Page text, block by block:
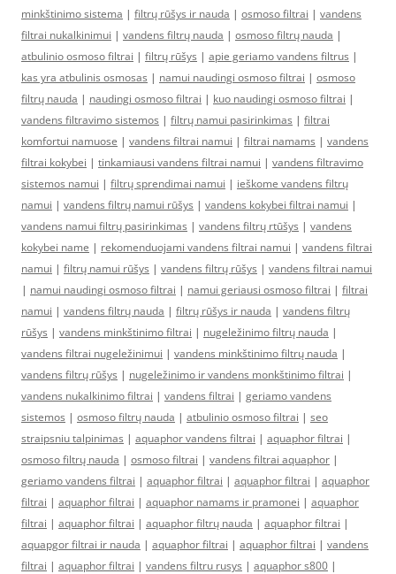
minkštinimo sistema | filtrų rūšys ir nauda | osmoso filtrai | vandens
filtrai nukalkinimui | vandens filtrų nauda | osmoso filtrų nauda |
atbulinio osmoso filtrai | filtrų rūšys | apie geriamo vandens filtrus |
kas yra atbulinis osmosas | namui naudingi osmoso filtrai | osmoso
filtrų nauda | naudingi osmoso filtrai | kuo naudingi osmoso filtrai |
vandens filtravimo sistemos | filtrų namui pasirinkimas | filtrai
komfortui namuose | vandens filtrai namui | filtrai namams | vandens
filtrai kokybei | tinkamiausi vandens filtrai namui | vandens filtravimo
sistemos namui | filtrų sprendimai namui | ieškome vandens filtrų
namui | vandens filtrų namui rūšys | vandens kokybei filtrai namui |
vandens namui filtrų pasirinkimas | vandens filtrų rtūšys | vandens
kokybei name | rekomenduojami vandens filtrai namui | vandens filtrai
namui | filtrų namui rūšys | vandens filtrų rūšys | vandens filtrai namui
| namui naudingi osmoso filtrai | namui geriausi osmoso filtrai | filtrai
namui | vandens filtrų nauda | filtrų rūšys ir nauda | vandens filtrų
rūšys | vandens minkštinimo filtrai | nugeležinimo filtrų nauda |
vandens filtrai nugeležinimui | vandens minkštinimo filtrų nauda |
vandens filtrų rūšys | nugeležinimo ir vandens monkštinimo filtrai |
vandens nukalkinimo filtrai | vandens filtrai | geriamo vandens
sistemos | osmoso filtrų nauda | atbulinio osmoso filtrai | seo
straipsniu talpinimas | aquaphor vandens filtrai | aquaphor filtrai |
osmoso filtrų nauda | osmoso filtrai | vandens filtrai aquaphor |
geriamo vandens filtrai | aquaphor filtrai | aquaphor filtrai | aquaphor
filtrai | aquaphor filtrai | aquaphor namams ir pramonei | aquaphor
filtrai | aquaphor filtrai | aquaphor filtrų nauda | aquaphor filtrai |
aquapgor filtrai ir nauda | aquaphor filtrai | aquaphor filtrai | vandens
filtrai | aquaphor filtrai | vandens filtru rusys | aquaphor s800 |